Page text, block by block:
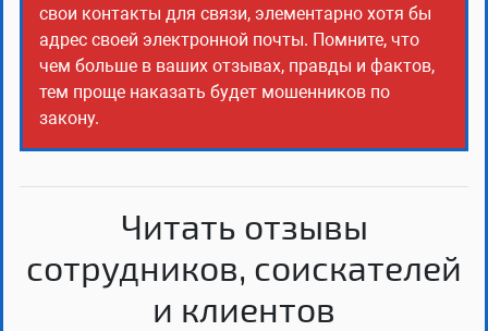
свои контакты для связи, элементарно хотя бы
адрес своей электронной почты. Помните, что
чем больше в ваших отзывах, правды и фактов,
тем проще наказать будет мошенников по
закону.
Читать отзывы
сотрудников, соискателей
и клиентов